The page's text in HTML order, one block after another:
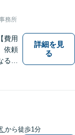
務所
費用
依頼
よ
千葉
住
も
す。
詳細を見
る
から徒歩1分